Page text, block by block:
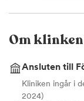
Om klinken
Ansluten till
Kliniken ingår i
2024)